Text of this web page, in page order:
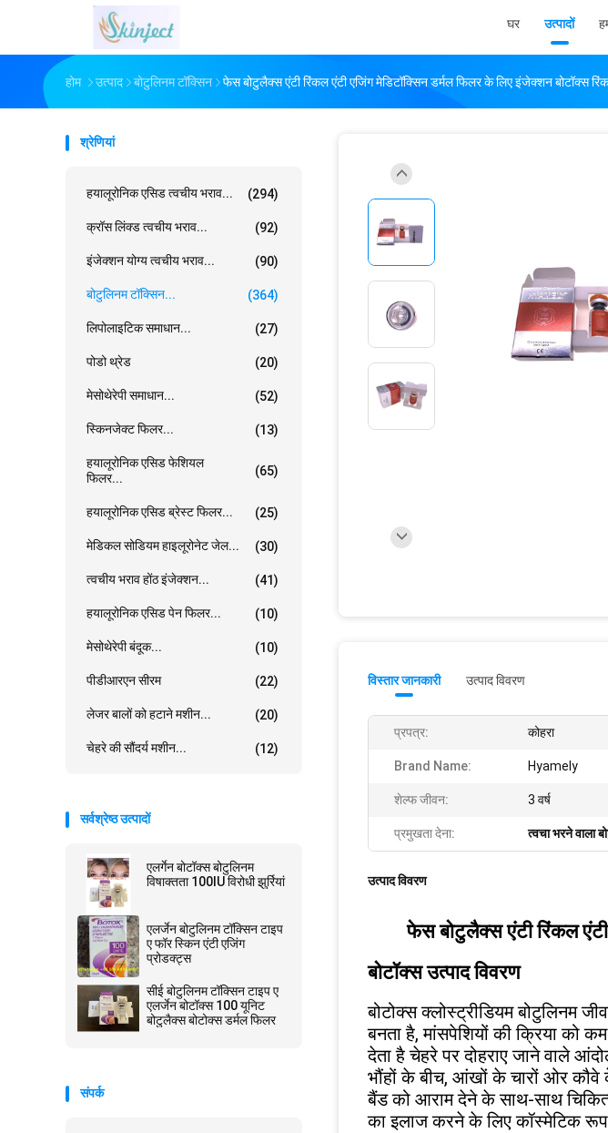
घर उत्पादों
होम उत्पाद बोटुलिनम टॉक्सिन फेस बोटुलैक्स एंटी रिंकल एंटी एजिंग मेडिटॉक्सिन डर्मल फिलर के लिए इंजेक्शन बोटॉक्स
श्रेणियां
हयालूरोनिक एसिड त्वचीय भराव... (294)
क्रॉस लिंक्ड त्वचीय भराव... (92)
इंजेक्शन योग्य त्वचीय भराव... (90)
बोटुलिनम टॉक्सिन... (364)
लिपोलाइटिक समाधान... (27)
पोडो थ्रेड (20)
मेसोथेरेपी समाधान... (52)
स्किनजेक्ट फिलर... (13)
हयालूरोनिक एसिड फेशियल
फिलर...
(65)
हयालूरोनिक एसिड ब्रेस्ट फिलर... (25)
मेडिकल सोडियम हाइलूरोनेट जेल... (30)
त्वचीय भराव होंठ इंजेक्शन... (41)
हयालूरोनिक एसिड पेन फिलर... (10)
मेसोथेरेपी बंदूक... (10)
पीडीआरएन सीरम (22)
लेजर बालों को हटाने मशीन... (20)
चेहरे की सौंदर्य मशीन... (12)
सर्वश्रेष्ठ उत्पादों
एलर्गेन बोटॉक्स बोटुलिनम
विषाक्तता 100IU विरोधी झुर्रियां
एलर्जेन बोटुलिनम टॉक्सिन टाइप
ए फॉर स्किन एंटी एजिंग
प्रोडक्ट्स
सीई बोटुलिनम टॉक्सिन टाइप ए
एलर्जेन बोटॉक्स 100 यूनिट
बोटुलैक्स बोटोक्स डर्मल फिलर
संपर्क
विस्तार जानकारी उत्पाद विवरण
प्रपत्र: कोहरा
Brand Name: Hyamely
शेल्फ जीवन: 3 वर्ष
प्रमुखता देना: त्वचा भरने वाला
उत्पाद विवरण
फेस बोटुलैक्स एंटी रिंकल
बोटॉक्स उत्पाद विवरण
बोटोक्स क्लोस्ट्रीडियम बोटुलिनम
बनता है, मांसपेशियों की क्रिया को
देता है चेहरे पर दोहराए जाने वाले
भौंहों के बीच, आंखों के चारों ओर कौवे
बैंड को आराम देने के साथ-साथ
का इलाज करने के लिए कॉस्मेटिक रूप